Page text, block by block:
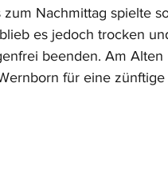
zum Nachmittag spielte
es jedoch trocken
beenden. Am
für eine